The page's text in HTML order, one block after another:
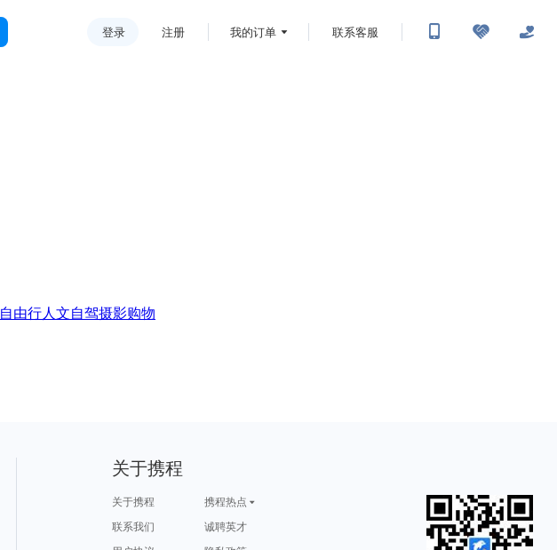
登录 注册 我的订单 联系客服
自由行人文自驾摄影购物
关于携程
关于携程
携程热点
联系我们
诚聘英才